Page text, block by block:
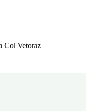
Col Vetoraz